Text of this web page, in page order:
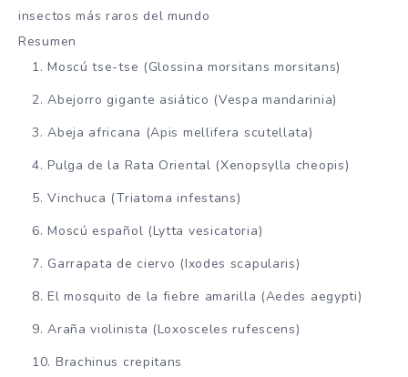
insectos más raros del mundo
Resumen
Moscú tse-tse (Glossina morsitans morsitans)
Abejorro gigante asiático (Vespa mandarinia)
Abeja africana (Apis mellifera scutellata)
Pulga de la Rata Oriental (Xenopsylla cheopis)
Vinchuca (Triatoma infestans)
Moscú español (Lytta vesicatoria)
Garrapata de ciervo (Ixodes scapularis)
El mosquito de la fiebre amarilla (Aedes aegypti)
Araña violinista (Loxosceles rufescens)
Brachinus crepitans